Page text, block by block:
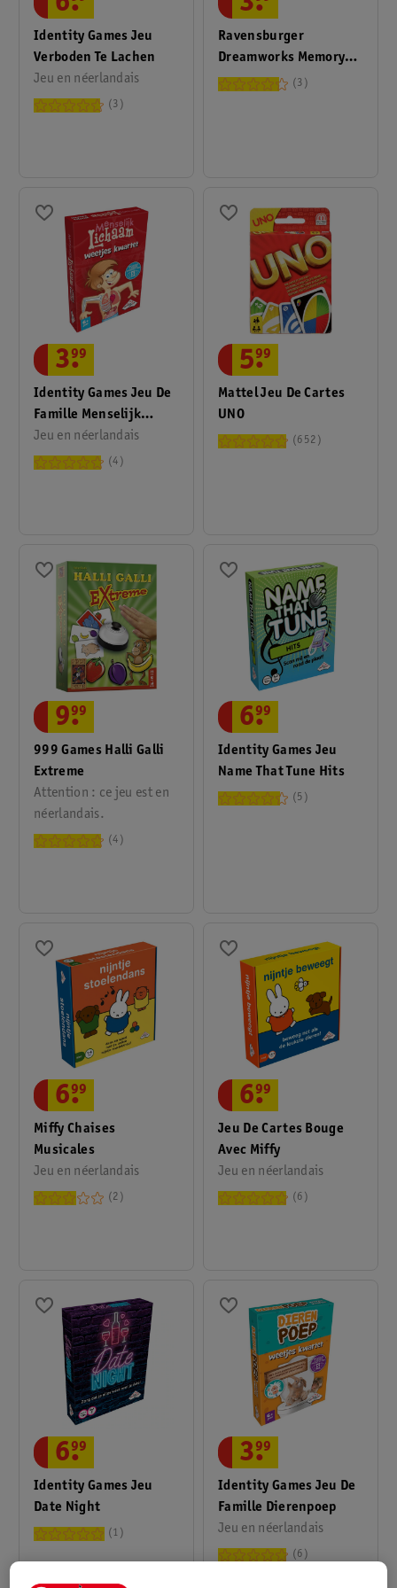
Identity Games Jeu
Verboden Te Lachen
Jeu en néerlandais
3
Ravensburger
Dreamworks Memory
Gabby's Dollhouse
3
Identity Games Jeu De
Famille Menselijk
Lichaam
Jeu en néerlandais
3.
99
4
Mattel Jeu De Cartes
UNO
5.
99
652
999 Games Halli Galli
Extreme
Attention : ce jeu est en
néerlandais.
9.
99
4
Identity Games Jeu
Name That Tune Hits
6.
99
5
Miffy Chaises
Musicales
Jeu en néerlandais
6.
99
2
Jeu De Cartes Bouge
Avec Miffy
Jeu en néerlandais
6.
99
6
Identity Games Jeu
Date Night
6.
99
1
Identity Games Jeu De
Famille Dierenpoep
Jeu en néerlandais
3.
99
6